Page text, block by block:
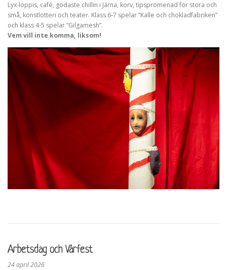
Lyx-loppis, café, godaste chillin i Järna, korv, tipspromenad för stora och
små, konstlotteri och teater. Klass 6-7 spelar ”Kalle och chokladfabriken”
och klass 4-5 spelar ”Gilgamesh”.
Vem vill inte komma, liksom!
Arbetsdag och Vårfest
24 april 2026